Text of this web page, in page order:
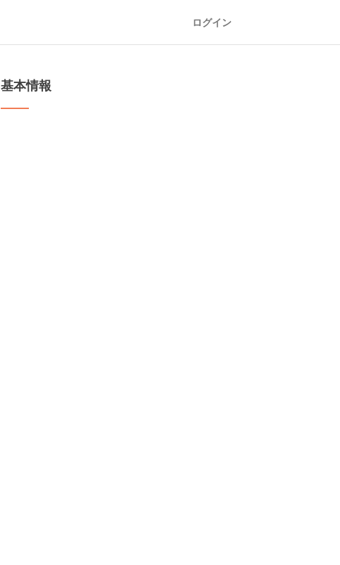
ログイン
基本情報